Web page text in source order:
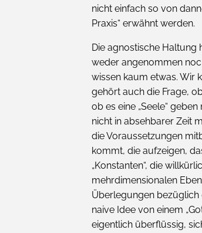
nicht einfach so von
Praxis“ erwähnt werden.
Die agnostische Haltung
weder angenommen
wissen kaum etwas. Wir
gehört auch die Frage,
ob es eine „Seele“
nicht in absehbarer Zeit
die Voraussetzungen
kommt, die aufzeigen,
„Konstanten“, die
mehrdimensionalen
Überlegungen bezüglich
naive Idee von einem
eigentlich überflüssig,